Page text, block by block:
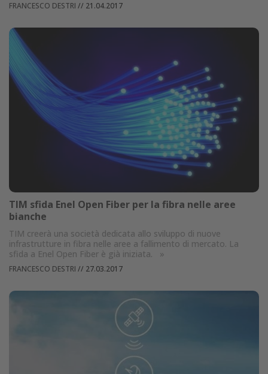
FRANCESCO DESTRI // 21.04.2017
TIM sfida Enel Open Fiber per la fibra nelle aree
bianche
TIM creerà una società dedicata allo sviluppo di nuove
infrastrutture in fibra nelle aree a fallimento di mercato. La
sfida a Enel Open Fiber è già iniziata.
»
FRANCESCO DESTRI // 27.03.2017